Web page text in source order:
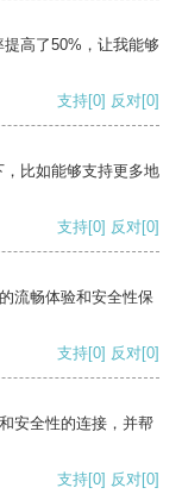
高了50%，让我能够
支持[0] 反对[0]
比如能够支持更多地
支持[0] 反对[0]
流畅体验和安全性保
支持[0] 反对[0]
安全性的连接，并帮
支持[0] 反对[0]